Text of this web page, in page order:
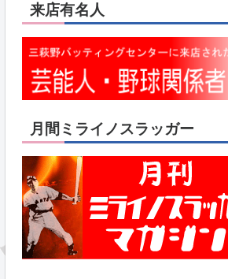
来店有名人
月間ミライノスラッガー